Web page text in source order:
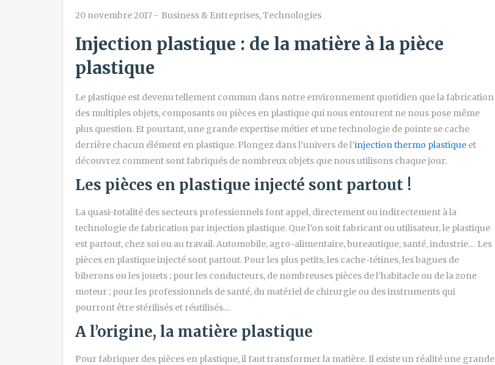
20 novembre 2017 - Business & Entreprises,Technologies
Injection plastique : de la matière à la pièce
plastique
Le plastique est devenu tellement commun dans notre environnement quotidien que la fabrication
des multiples objets, composants ou pièces en plastique qui nous entourent ne nous pose même
plus question. Et pourtant, une grande expertise métier et une technologie de pointe se cache
derrière chacun élément en plastique. Plongez dans l’univers de l’injection thermo plastique et
découvrez comment sont fabriqués de nombreux objets que nous utilisons chaque jour.
Les pièces en plastique injecté sont partout !
La quasi-totalité des secteurs professionnels font appel, directement ou indirectement à la
technologie de fabrication par injection plastique. Que l’on soit fabricant ou utilisateur, le plastique
est partout, chez soi ou au travail. Automobile, agro-alimentaire, bureautique, santé, industrie… Les
pièces en plastique injecté sont partout. Pour les plus petits, les cache-tétines, les bagues de
biberons ou les jouets ; pour les conducteurs, de nombreuses pièces de l’habitacle ou de la zone
moteur ; pour les professionnels de santé, du matériel de chirurgie ou des instruments qui
pourront être stérilisés et réutilisés…
A l’origine, la matière plastique
Pour fabriquer des pièces en plastique, il faut transformer la matière. Il existe un réalité une grande